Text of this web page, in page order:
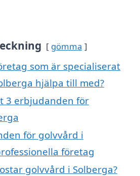
gömma
som är specialiserat
hjälpa till med?
3 erbjudanden för
för golvvård i
företag
golvvård i Solberga?